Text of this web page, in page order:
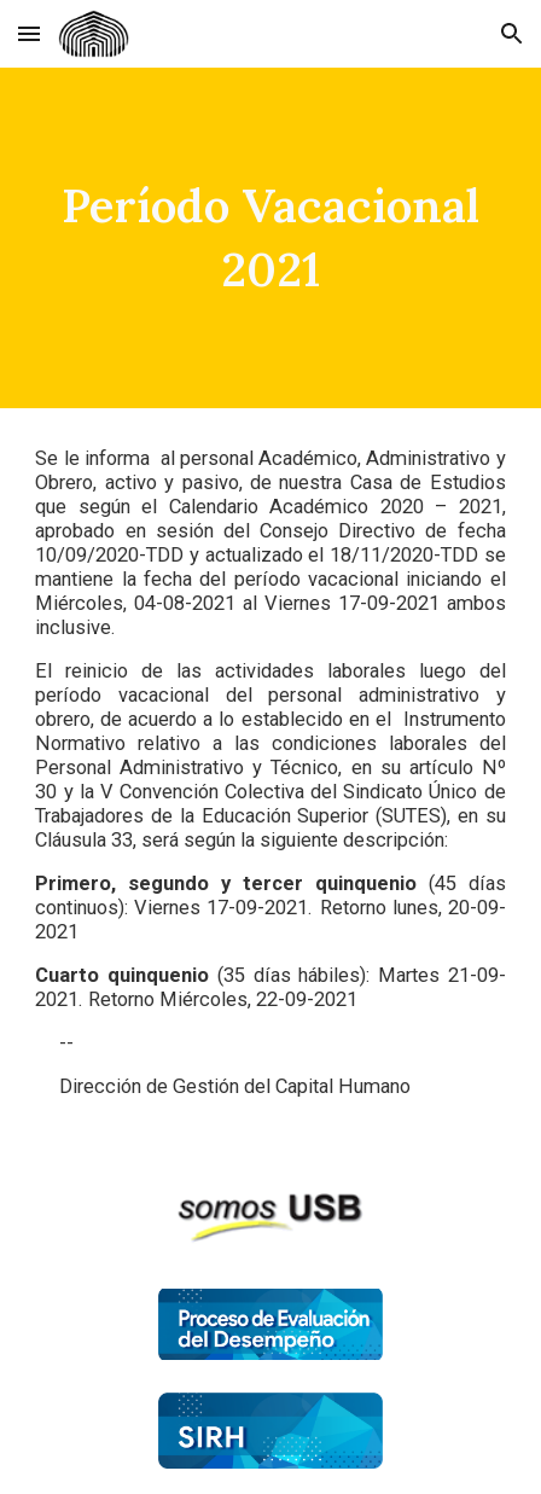
Skip to main content Skip to navigation
Período Vacacional
2021
Se le informa al personal Académico, Administrativo y
Obrero, activo y pasivo, de nuestra Casa de Estudios
que según el Calendario Académico 2020 – 2021,
aprobado en sesión del Consejo Directivo de fecha
10/09/2020-TDD y actualizado el 18/11/2020-TDD se
mantiene la fecha del período vacacional iniciando el
Miércoles, 04-08-2021 al Viernes 17-09-2021 ambos
inclusive.
El reinicio de las actividades laborales luego del
período vacacional del personal administrativo y
obrero, de acuerdo a lo establecido en el Instrumento
Normativo relativo a las condiciones laborales del
Personal Administrativo y Técnico, en su artículo Nº
30 y la V Convención Colectiva del Sindicato Único de
Trabajadores de la Educación Superior (SUTES), en su
Cláusula 33, será según la siguiente descripción:
Primero, segundo y tercer quinquenio(45 días
continuos): Viernes 17-09-2021. Retorno lunes, 20-09-
2021
Cuarto quinquenio (35 días hábiles): Martes 21-09-
2021. Retorno Miércoles, 22-09-2021
--
Dirección de Gestión del Capital Humano